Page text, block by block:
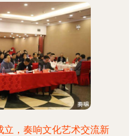
，奏响文化艺术交流新